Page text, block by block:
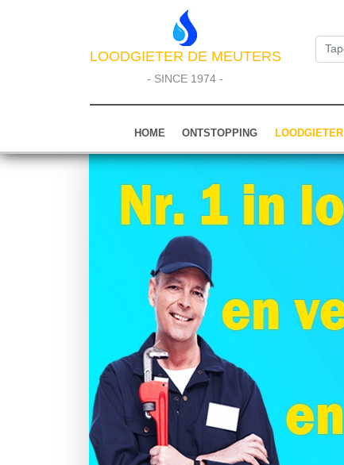
LOODGIETER DE MEUTERS
- SINCE 1974 -
HOME ONTSTOPPING LOODGIETER
Précédent